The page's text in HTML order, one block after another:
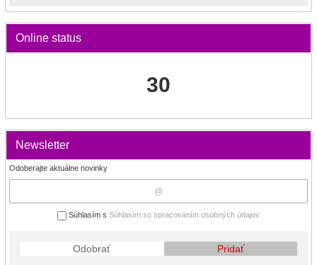
Online status
30
Newsletter
Odoberajte aktuálne novinky
Súhlasím s Súhlasím so spracovaním osobných údajov
Odobrať Pridať